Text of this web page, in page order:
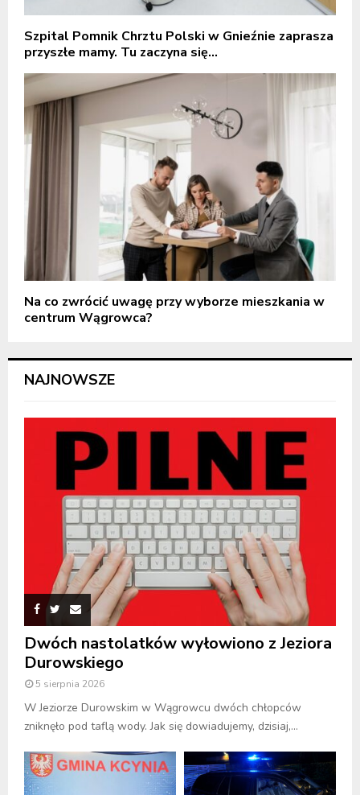
Szpital Pomnik Chrztu Polski w Gnieźnie zaprasza
przyszłe mamy. Tu zaczyna się...
Na co zwrócić uwagę przy wyborze mieszkania w
centrum Wągrowca?
NAJNOWSZE
Dwóch nastolatków wyłowiono z Jeziora
Durowskiego
5 sierpnia 2026
W Jeziorze Durowskim w Wągrowcu dwóch chłopców
zniknęło pod taflą wody. Jak się dowiadujemy, dzisiaj,...